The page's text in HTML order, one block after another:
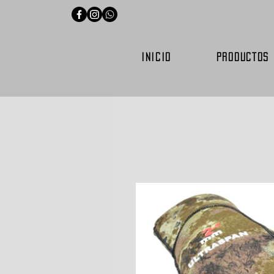
INICIO PRODUCTOS